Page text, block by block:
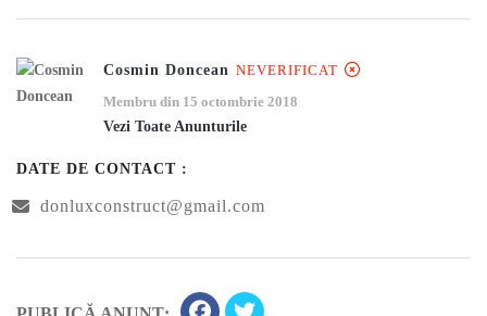
Cosmin Doncean NEVERIFICAT
Membru din 15 octombrie 2018
Vezi Toate Anunturile
DATE DE CONTACT :
donluxconstruct@gmail.com